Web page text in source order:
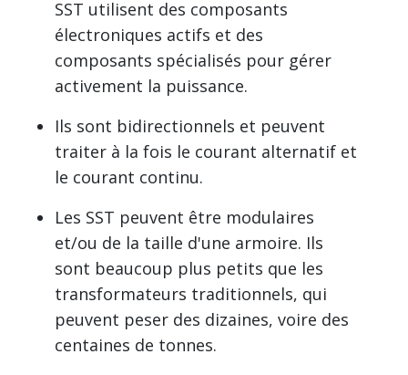
SST utilisent des composants
électroniques actifs et des
composants spécialisés pour gérer
activement la puissance.
Ils sont bidirectionnels et peuvent
traiter à la fois le courant alternatif et
le courant continu.
Les SST peuvent être modulaires
et/ou de la taille d'une armoire. Ils
sont beaucoup plus petits que les
transformateurs traditionnels, qui
peuvent peser des dizaines, voire des
centaines de tonnes.